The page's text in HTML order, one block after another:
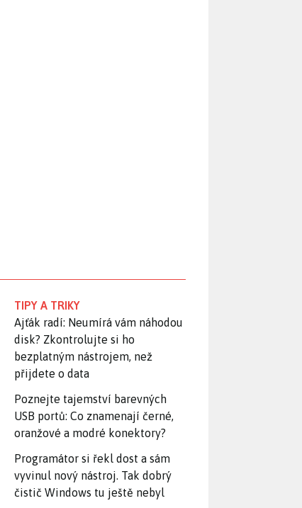
TIPY A TRIKY
Ajťák radí: Neumírá vám náhodou
disk? Zkontrolujte si ho
bezplatným nástrojem, než
přijdete o data
Poznejte tajemství barevných
USB portů: Co znamenají černé,
oranžové a modré konektory?
Programátor si řekl dost a sám
vyvinul nový nástroj. Tak dobrý
čistič Windows tu ještě nebyl